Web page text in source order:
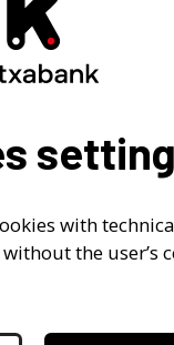
los 3
KUTXA
y FUNDACIÓN
BBK
with
the user’s